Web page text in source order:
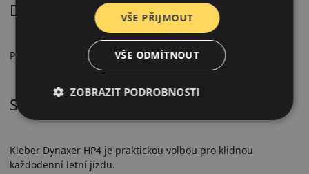
Doporučené použití
Pro osobní automobily, pro městský a silniční letní provoz.
Shrnutí
Kleber Dynaxer HP4 je praktickou volbou pro klidnou
každodenní letní jízdu.
VŠE PŘIJMOUT
VŠE ODMÍTNOUT
ZOBRAZIT PODROBNOSTI